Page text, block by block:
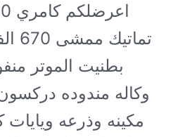
بطنيت الموتر
وكاله مندوده
مكينه وذرعه